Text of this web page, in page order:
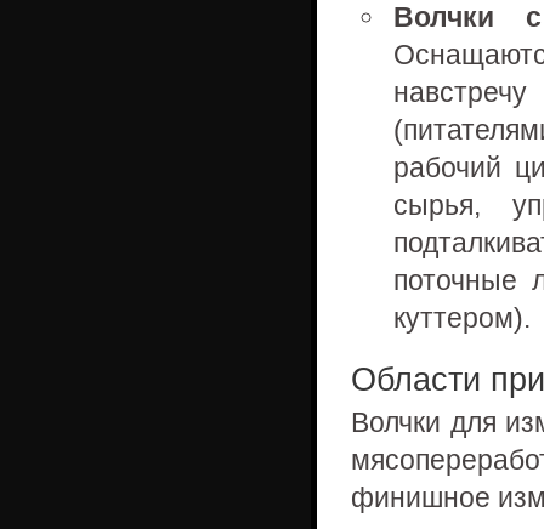
Волчки
рабочий
сырья,
поточные
куттером).
Области
Волчки для
финишное